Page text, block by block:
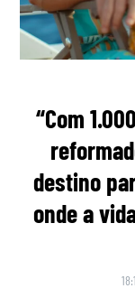
“Com
destino
onde a